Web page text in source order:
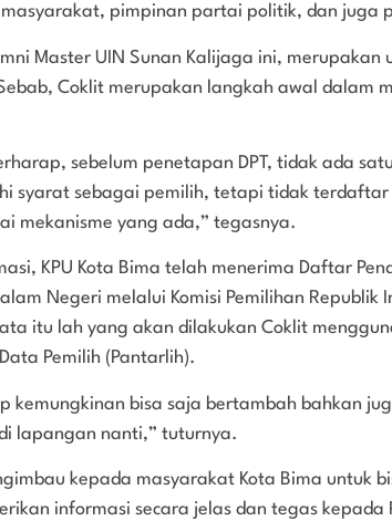
pimpinan partai politik, dan juga
Master UIN Sunan Kalijaga ini,
Coklit merupakan langkah awal dalam
sebelum penetapan DPT, tidak ada
syarat sebagai pemilih, tetapi tidak terdaftar
mekanisme yang ada,” tegasnya.
KPU Kota Bima telah menerima Daftar
Negeri melalui Komisi Pemilihan Republik
itu lah yang akan dilakukan Coklit
Pemilih (Pantarlih).
kemungkinan bisa saja bertambah bahkan
lapangan nanti,” tuturnya.
kepada masyarakat Kota Bima untuk
informasi secara jelas dan tegas